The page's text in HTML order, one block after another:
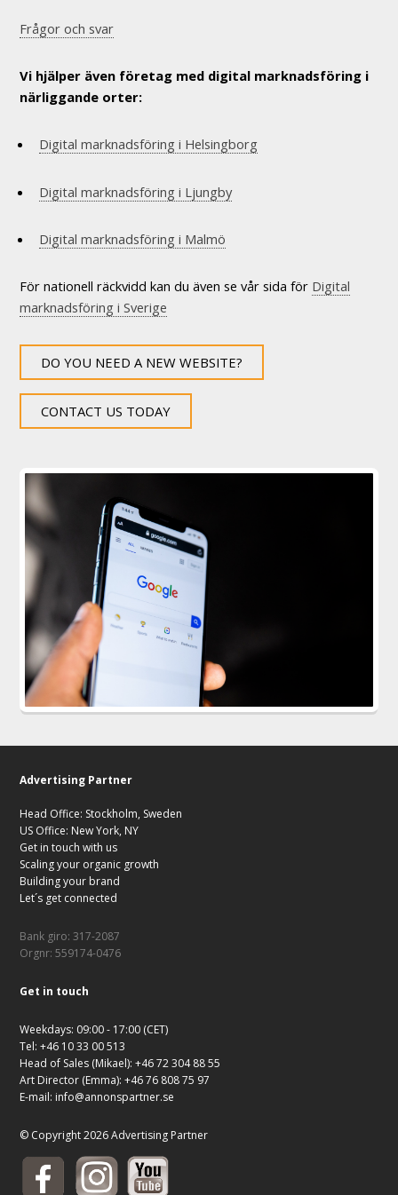
Frågor och svar
Vi hjälper även företag med digital marknadsföring i
närliggande orter:
Digital marknadsföring i Helsingborg
Digital marknadsföring i Ljungby
Digital marknadsföring i Malmö
För nationell räckvidd kan du även se vår sida för Digital
marknadsföring i Sverige
DO YOU NEED A NEW WEBSITE?
CONTACT US TODAY
Advertising Partner
Head Office: Stockholm, Sweden
US Office: New York, NY
Get in touch with us
Scaling your organic growth
Building your brand
Let´s get connected
Bank giro: 317-2087
Orgnr: 559174-0476
Get in touch
Weekdays: 09:00 - 17:00 (CET)
Tel: +46 10 33 00 513
Head of Sales (Mikael): +46 72 304 88 55
Art Director (Emma): +46 76 808 75 97
E-mail: info@annonspartner.se
© Copyright 2026 Advertising Partner